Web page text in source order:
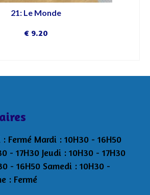
21: Le Monde
€9.20
: Fermé Mardi : 10H30 - 16H50
- 17H30 Jeudi : 10H30 - 17H30
- 16H50 Samedi : 10H30 -
: Fermé